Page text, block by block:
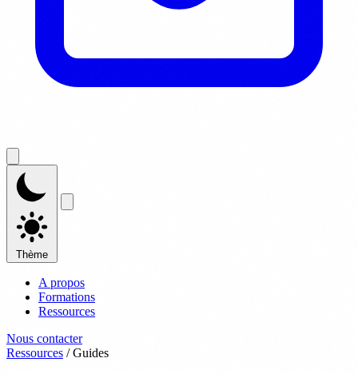
Thème
A propos
Formations
Ressources
Nous contacter
Ressources / Guides